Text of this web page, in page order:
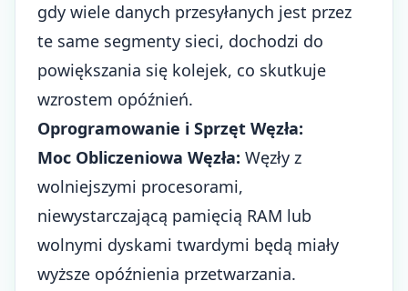
gdy wiele danych przesyłanych jest przez
te same segmenty sieci, dochodzi do
powiększania się kolejek, co skutkuje
wzrostem opóźnień.
Oprogramowanie i Sprzęt Węzła:
Moc Obliczeniowa Węzła: Węzły z
wolniejszymi procesorami,
niewystarczającą pamięcią RAM lub
wolnymi dyskami twardymi będą miały
wyższe opóźnienia przetwarzania.